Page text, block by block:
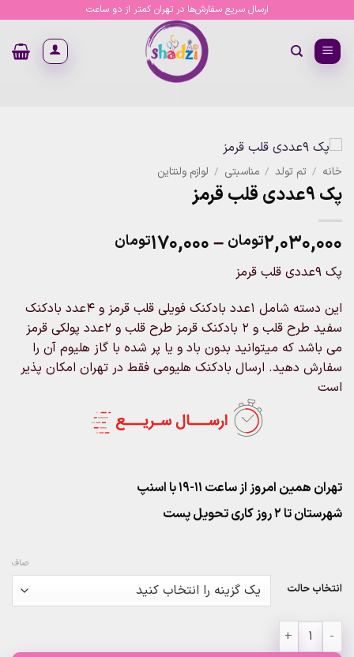
content
ارسال سریع سفارش‌ها در تهران کمتر از دو ساعت
خانه / تم تولد / مناسبتی / لوازم ولنتاین
پک 9عددی قلب قرمز
۲,۰۳۰,۰۰۰تومان –۱۷۰,۰۰۰تومان
through
۲,۰۳۰,۰۰۰تومان
پک 9عددی قلب قرمز
این دسته شامل 1عدد بادکنک فویلی قلب قرمز و 4عدد بادکنک
سفید طرح قلب و 2 بادکنک قرمز طرح قلب و 2عدد پولکی قرمز
می باشد که میتوانید بدون باد و یا پر شده با گاز هلیوم آن را
سفارش دهید. ارسال بادکنک هلیومی فقط در تهران امکان پذیر
است
تهران همین امروز از ساعت ۱۱-۱۹ با اسنپ
شهرستان تا 2 روز کاری تحویل پست
انتخاب حالت
صاف